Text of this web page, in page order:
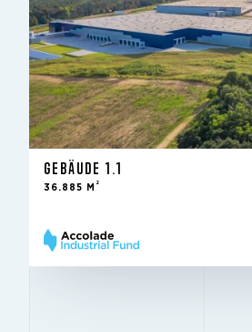
GEBÄUDE 1.1
36.885 M
2
Zur Vermietung – bestehendes
Gebäude
4Q 2020
2
10 m